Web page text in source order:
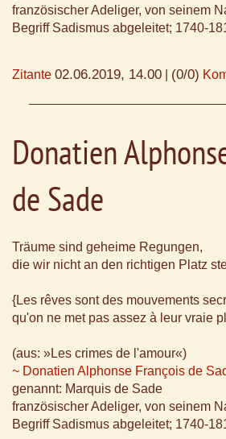
französischer Adeliger, von seinem
Begriff Sadismus abgeleitet; 1740-
Zitante 02.06.2019, 14.00 (0/0)
Donatien
de Sade
Träume sind geheime Regungen,
die wir nicht an den richtigen Platz
{Les rêves sont des mouvements
qu'on ne met pas assez à leur vraie
(aus: »Les crimes de l'amour«)
~ Donatien Alphonse François de
genannt: Marquis de Sade
französischer Adeliger, von seinem
Begriff Sadismus abgeleitet; 1740-